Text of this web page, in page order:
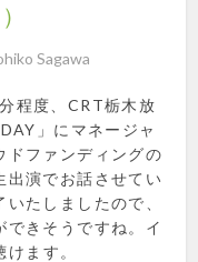
Sagawa
程度、CRT栃木放
」にマネージャ
ドファンディングの
出演でお話させてい
たしましたので、
きそうですね。イ
ます。